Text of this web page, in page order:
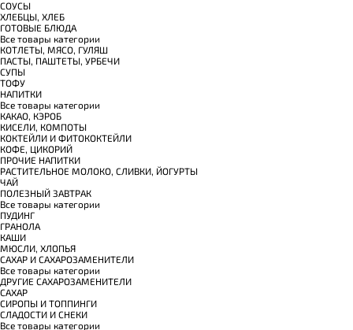
СОУСЫ
ХЛЕБЦЫ, ХЛЕБ
ГОТОВЫЕ БЛЮДА
Все товары категории
КОТЛЕТЫ, МЯСО, ГУЛЯШ
ПАСТЫ, ПАШТЕТЫ, УРБЕЧИ
СУПЫ
ТОФУ
НАПИТКИ
Все товары категории
КАКАО, КЭРОБ
КИСЕЛИ, КОМПОТЫ
КОКТЕЙЛИ И ФИТОКОКТЕЙЛИ
КОФЕ, ЦИКОРИЙ
ПРОЧИЕ НАПИТКИ
РАСТИТЕЛЬНОЕ МОЛОКО, СЛИВКИ, ЙОГУРТЫ
ЧАЙ
ПОЛЕЗНЫЙ ЗАВТРАК
Все товары категории
ПУДИНГ
ГРАНОЛА
КАШИ
МЮСЛИ, ХЛОПЬЯ
САХАР И САХАРОЗАМЕНИТЕЛИ
Все товары категории
ДРУГИЕ САХАРОЗАМЕНИТЕЛИ
САХАР
СИРОПЫ И ТОППИНГИ
СЛАДОСТИ И СНЕКИ
Все товары категории